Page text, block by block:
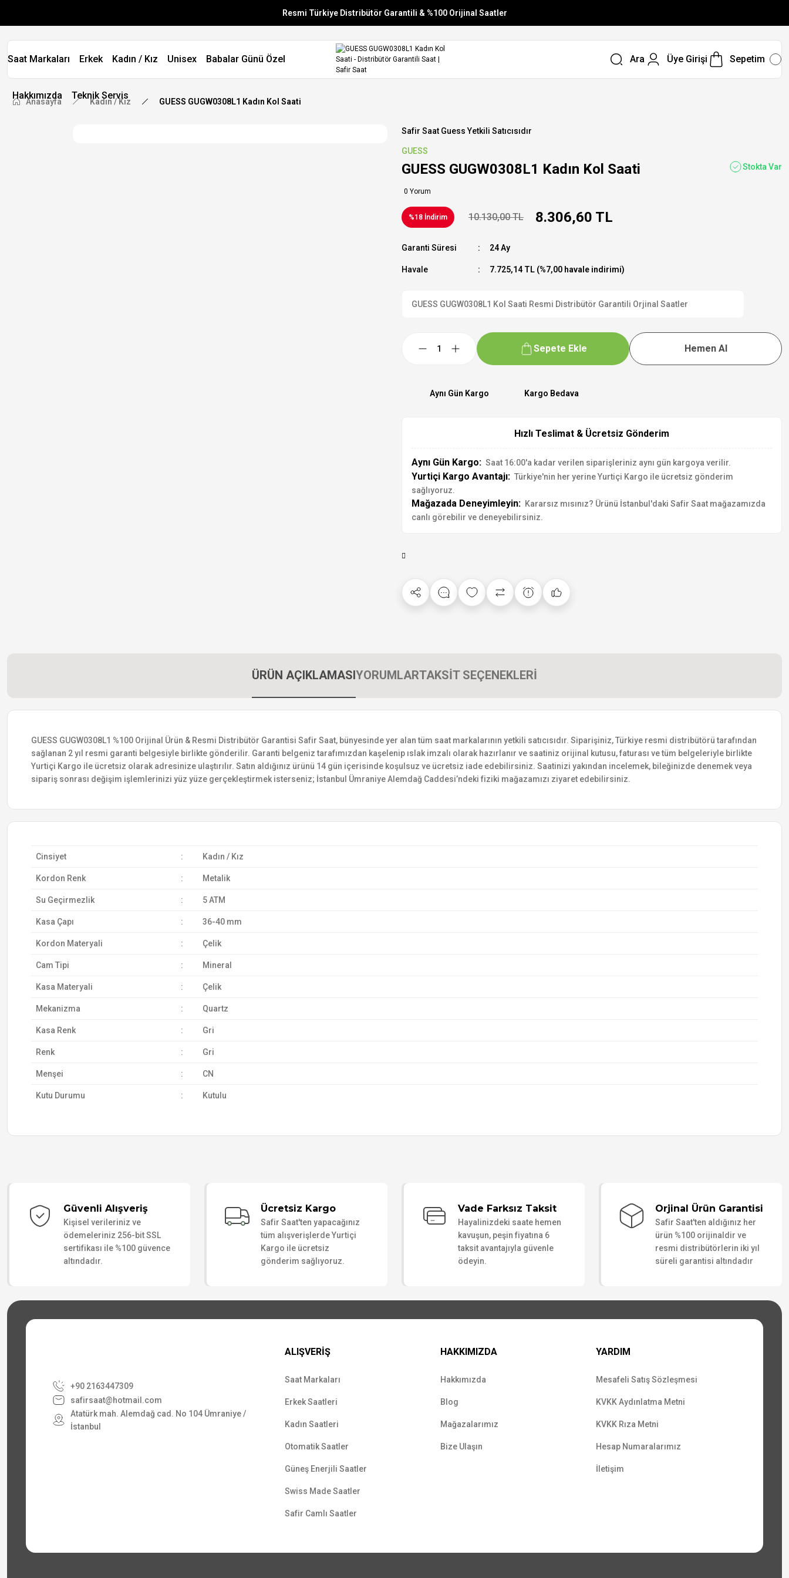
Resmi Türkiye Distribütör Garantili & %100 Orijinal Saatler
Vade Farksız 6 Taksit
Aynı Gün Stoktan Gönderim
Saat Markaları Erkek Kadın / Kız Unisex Babalar Günü Özel
Hakkımızda Teknik Servis
Ara Üye Girişi Sepetim
Anasayfa Kadın / Kız GUESS GUGW0308L1 Kadın Kol Saati
Safir Saat Guess Yetkili Satıcısıdır
GUESS
GUESS GUGW0308L1 Kadın Kol Saati
0 Yorum
Stokta Var
%18 İndirim 10.130,00 TL 8.306,60 TL
Garanti Süresi 24 Ay
Havale 7.725,14 TL (%7,00 havale indirimi)
GUESS GUGW0308L1 Kol Saati Resmi Distribütör Garantili Orjinal Saatler
Sepete Ekle Hemen Al
Aynı Gün Kargo Kargo Bedava
Hızlı Teslimat & Ücretsiz Gönderim
Aynı Gün Kargo: Saat 16:00'a kadar verilen siparişleriniz aynı gün kargoya verilir.
Yurtiçi Kargo Avantajı: Türkiye'nin her yerine Yurtiçi Kargo ile ücretsiz gönderim
sağlıyoruz.
Mağazada Deneyimleyin: Kararsız mısınız? Ürünü İstanbul'daki Safir Saat mağazamızda
canlı görebilir ve deneyebilirsiniz.
ÜRÜN AÇIKLAMASIYORUMLARTAKSİT SEÇENEKLERİ
GUESS GUGW0308L1 %100 Orijinal Ürün & Resmi Distribütör Garantisi Safir Saat, bünyesinde yer alan tüm saat markalarının yetkili satıcısıdır. Siparişiniz, Türkiye resmi distribütörü tarafından
sağlanan 2 yıl resmi garanti belgesiyle birlikte gönderilir. Garanti belgeniz tarafımızdan kaşelenip ıslak imzalı olarak hazırlanır ve saatiniz orijinal kutusu, faturası ve tüm belgeleriyle birlikte
Yurtiçi Kargo ile ücretsiz olarak adresinize ulaştırılır. Satın aldığınız ürünü 14 gün içerisinde koşulsuz ve ücretsiz iade edebilirsiniz. Saatinizi yakından incelemek, bileğinizde denemek veya
sipariş sonrası değişim işlemlerinizi yüz yüze gerçekleştirmek isterseniz; İstanbul Ümraniye Alemdağ Caddesi’ndeki fiziki mağazamızı ziyaret edebilirsiniz.
Cinsiyet : Kadın / Kız
Kordon Renk : Metalik
Su Geçirmezlik : 5 ATM
Kasa Çapı : 36-40 mm
Kordon Materyali : Çelik
Cam Tipi : Mineral
Kasa Materyali : Çelik
Mekanizma : Quartz
Kasa Renk : Gri
Renk : Gri
Menşei : CN
Kutu Durumu : Kutulu
Güvenli Alışveriş
Kişisel verileriniz ve
ödemeleriniz 256-bit SSL
sertifikası ile %100 güvence
altındadır.
Ücretsiz Kargo
Safir Saat'ten yapacağınız
tüm alışverişlerde Yurtiçi
Kargo ile ücretsiz
gönderim sağlıyoruz.
Vade Farksız Taksit
Hayalinizdeki saate hemen
kavuşun, peşin fiyatına 6
taksit avantajıyla güvenle
ödeyin.
Orjinal Ürün Garantisi
Safir Saat'ten aldığınız her
ürün %100 orijinaldir ve
resmi distribütörlerin iki yıl
süreli garantisi altındadır
+90 2163447309
safirsaat@hotmail.com
Atatürk mah. Alemdağ cad. No 104 Ümraniye /
İstanbul
ALIŞVERİŞ
Saat Markaları
Erkek Saatleri
Kadın Saatleri
Otomatik Saatler
Güneş Enerjili Saatler
Swiss Made Saatler
Safir Camlı Saatler
HAKKIMIZDA
Hakkımızda
Blog
Mağazalarımız
Bize Ulaşın
YARDIM
Mesafeli Satış Sözleşmesi
KVKK Aydınlatma Metni
KVKK Rıza Metni
Hesap Numaralarımız
İletişim